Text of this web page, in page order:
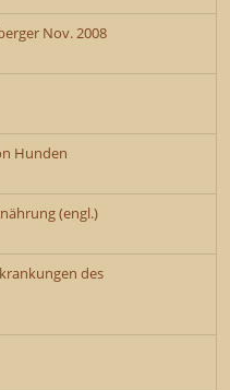
Nov. 2008
Hunden
(engl.)
des